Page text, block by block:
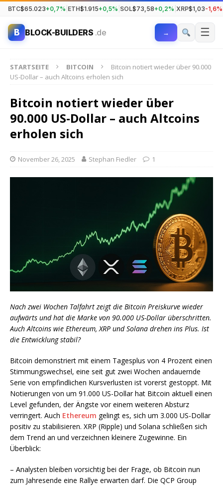
BTC$65.023+0,7% ETH$1.915+0,5% SOL$73,58+0,2% XRP$1,03-1,6%
B BLOCK-BUILDERS .de → ☰
STARTSEITE BITCOIN
Bitcoin notiert wieder über 90.000
US-Dollar – auch Altcoins erholen sich
Bitcoin notiert wieder über
90.000 US-Dollar – auch Altcoins
erholen sich
November 26, 2025 Stephan Fiedler 1
Nach zwei Wochen Talfahrt zeigt die Bitcoin Preiskurve wieder
aufwärts und hat die Marke von 90.000 US-Dollar überschritten.
Auch Altcoins wie Ethereum, XRP und Solana drehen ins Plus. Ist
die Entwicklung stabil?
Bitcoin demonstriert mit einem Tagesplus von 4 Prozent einen
Stimmungswechsel, eine seit gut zwei Wochen andauernde
Serie von empfindlichen Kursverlusten ist vorerst gestoppt. Mit
Notierungen von um 91.000 US-Dollar hat Bitcoin aktuell einen
Level gefunden, der Ängste vor einem weiteren Absturz
verringert. Auch Ethereum gelingt es, sich um 3.000 US-Dollar
positiv zu stabilisieren. XRP (Ripple) und Solana schließen sich
dem Trend an und verzeichnen kleinere Zugewinne. Ein
Überblick:
– Analysten bleiben vorsichtig bei der Frage, ob Bitcoin nun
zum Jahresende eine Rallye erwarten darf. Die QCP Group